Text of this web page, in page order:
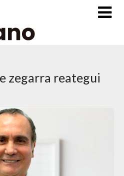
zegarra reategui